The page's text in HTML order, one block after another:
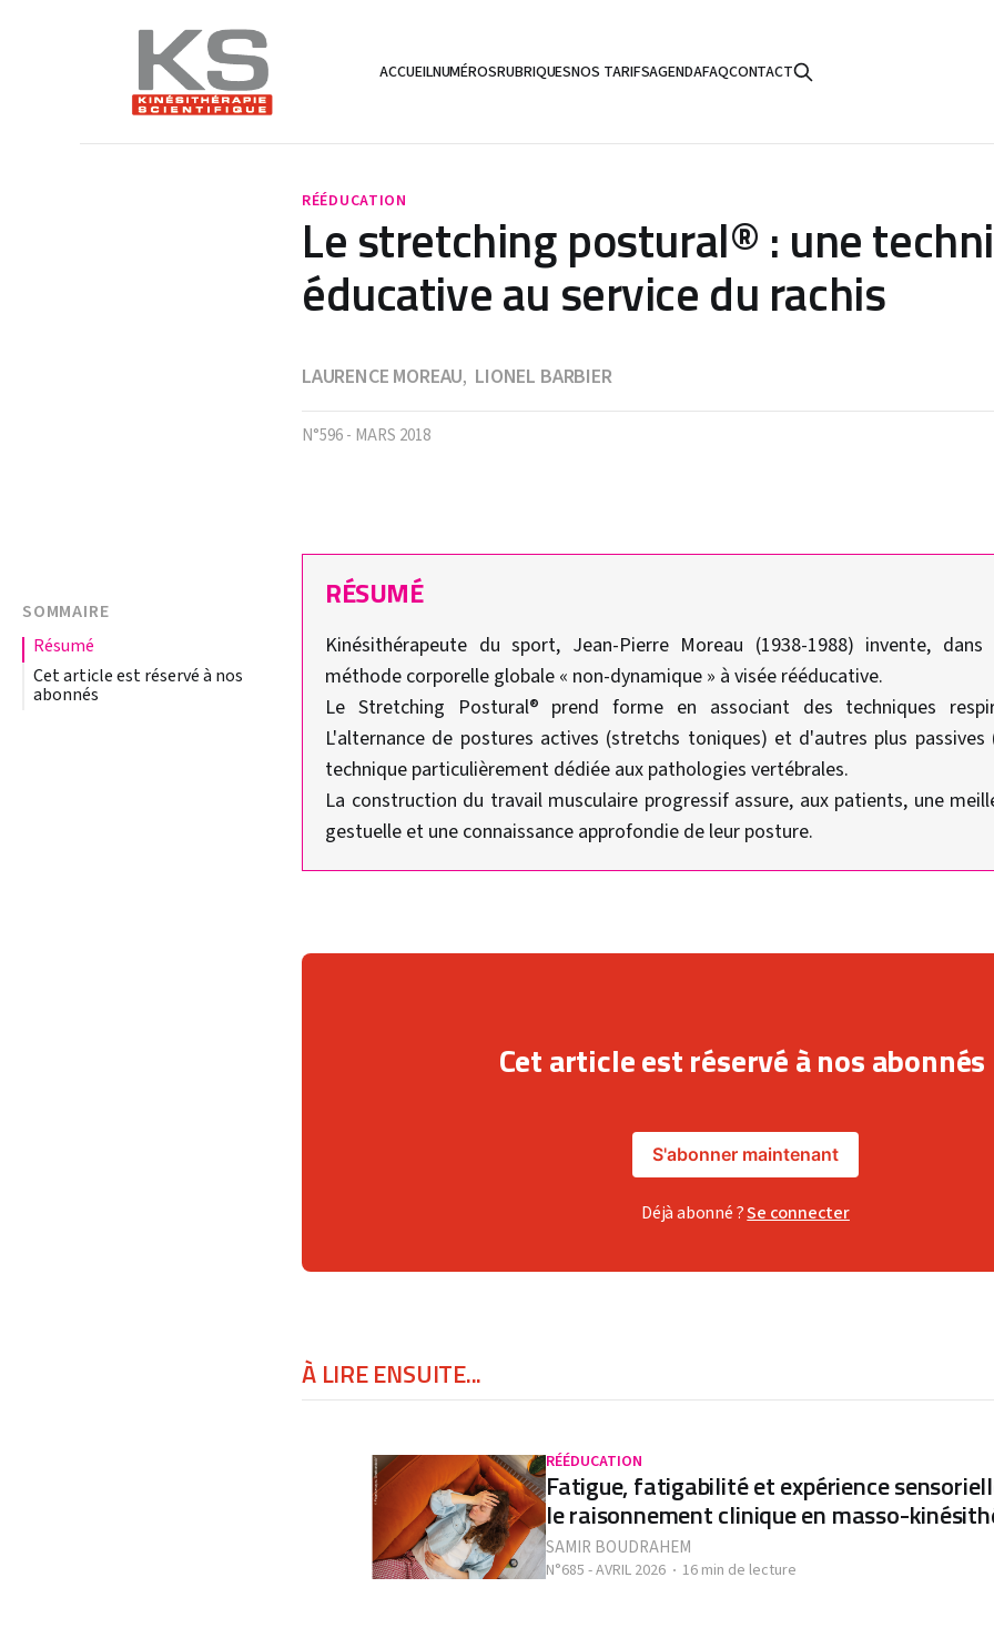
ACCUEILNUMÉROSRUBRIQUESNOS TARIFSAGENDAFAQCONTACT
RÉÉDUCATION
Le stretching postural® : une
éducative au service du rachis
LAURENCE MOREAU, LIONEL BARBIER
N°596 - MARS 2018
SOMMAIRE
résumé
Cet article est réservé à nos
abonnés
RÉSUMÉ
Kinésithérapeute du sport, Jean-Pierre Moreau (1938-1988) invente,
méthode corporelle globale « non-dynamique » à visée rééducative.
Le Stretching Postural® prend forme en associant des techniques
L'alternance de postures actives (stretchs toniques) et d'autres plus
technique particulièrement dédiée aux pathologies vertébrales.
La construction du travail musculaire progressif assure, aux patients, une
gestuelle et une connaissance approfondie de leur posture.
Cet article est réservé à nos abonnés
S'abonner maintenant
Déjà abonné ?Se connecter
À LIRE ENSUITE...
RÉÉDUCATION
Fatigue, fatigabilité et expérience
le raisonnement clinique en masso-
SAMIR BOUDRAHEM
N°685 - AVRIL 2026 16 min de lecture